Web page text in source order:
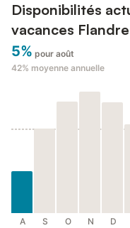
Disponibilités
vacances
5% pour août
42% moyenne annuelle
A S O N D